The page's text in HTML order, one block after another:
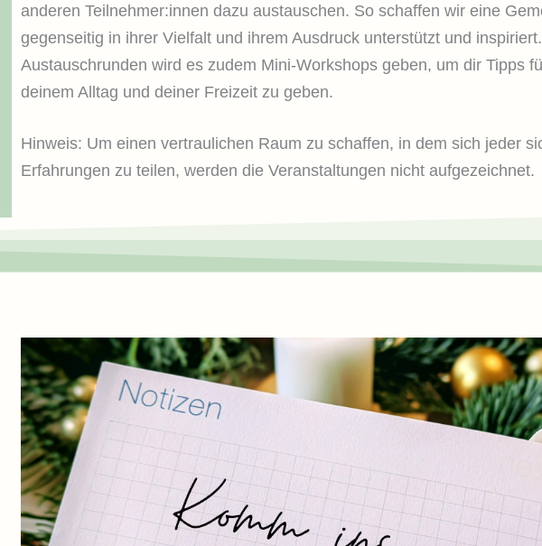
anderen Teilnehmer:innen dazu austauschen. So schaffen wir eine
gegenseitig in ihrer Vielfalt und ihrem Ausdruck unterstützt und
Austauschrunden wird es zudem Mini-Workshops geben, um dir Tipps
deinem Alltag und deiner Freizeit zu geben.
Hinweis: Um einen vertraulichen Raum zu schaffen, in dem sich jeder
Erfahrungen zu teilen, werden die Veranstaltungen nicht aufgezeichnet.